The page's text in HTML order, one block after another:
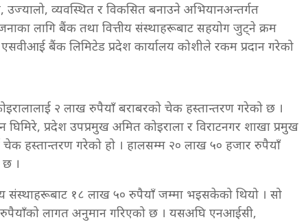
उज्यालो, व्यवस्थित र विकसित बनाउने अभियानअन्तर्गत
लागि बैंक तथा वित्तीय संस्थाहरूबाट सहयोग जुट्ने क्रम
बैंक लिमिटेड प्रदेश कार्यालय कोशीले रकम प्रदान गरेको
२ लाख रुपैयाँ बराबरको चेक हस्तान्तरण गरेको छ ।
प्रदेश उपप्रमुख अमित कोइराला र विराटनगर शाखा प्रमुख
हस्तान्तरण गरेको हो । हालसम्म २० लाख ५० हजार रुपैयाँ
।
संस्थाहरूबाट १८ लाख ५० रुपैयाँ जम्मा भइसकेको थियो । सो
लागत अनुमान गरिएको छ । यसअघि एनआईसी,